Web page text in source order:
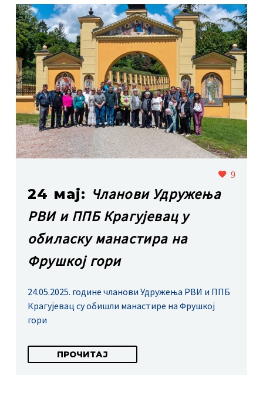
9
24 мај: Чланови Удружења
РВИ и ППБ Крагујевац у
обиласку манастира на
Фрушкој гори
24.05.2025. године чланови Удружења РВИ и ППБ
Крагујевац су обишли манастире на Фрушкој
гори
ПРОЧИТАЈ